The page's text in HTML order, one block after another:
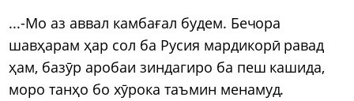
...-Мо аз аввал камбағал будем. Бечора
шавҳарам ҳар сол ба Русия мардикорӣ равад
ҳам, базӯр аробаи зиндагиро ба пеш кашида,
моро танҳо бо хӯрока таъмин менамуд.